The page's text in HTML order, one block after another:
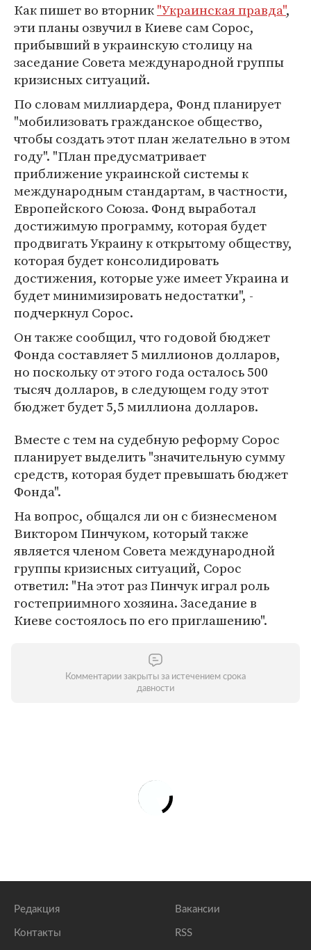
Как пишет во вторник"Украинская правда",
эти планы озвучил в Киеве сам Сорос,
прибывший в украинскую столицу на
заседание Совета международной группы
кризисных ситуаций.
По словам миллиардера, Фонд планирует
"мобилизовать гражданское общество,
чтобы создать этот план желательно в этом
году". "План предусматривает
приближение украинской системы к
международным стандартам, в частности,
Европейского Союза. Фонд выработал
достижимую программу, которая будет
продвигать Украину к открытому обществу,
которая будет консолидировать
достижения, которые уже имеет Украина и
будет минимизировать недостатки", -
подчеркнул Сорос.
Он также сообщил, что годовой бюджет
Фонда составляет 5 миллионов долларов,
но поскольку от этого года осталось 500
тысяч долларов, в следующем году этот
бюджет будет 5,5 миллиона долларов.
Вместе с тем на судебную реформу Сорос
планирует выделить "значительную сумму
средств, которая будет превышать бюджет
Фонда".
На вопрос, общался ли он с бизнесменом
Виктором Пинчуком, который также
является членом Совета международной
группы кризисных ситуаций, Сорос
ответил: "На этот раз Пинчук играл роль
гостеприимного хозяина. Заседание в
Киеве состоялось по его приглашению".
Комментарии закрыты за истечением срока
давности
Редакция
Контакты
Вакансии
RSS